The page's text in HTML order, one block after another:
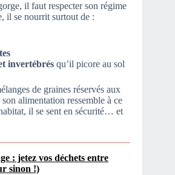
il faut respecter son régime
il se nourrit surtout de :
invertébrés qu’il picore au sol
de graines réservés aux
alimentation ressemble à ce
il se sent en sécurité… et
: jetez vos déchets entre
sinon !)